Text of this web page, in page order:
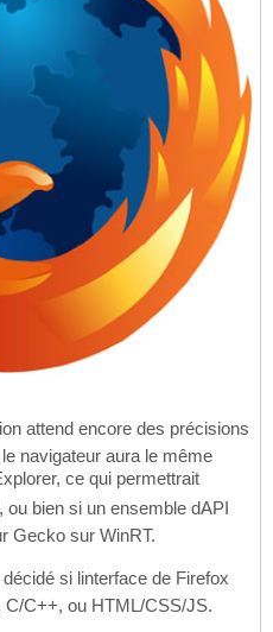
attend encore des précisions
navigateur aura le même
ce qui permettrait
ou bien si un ensemble dAPI
Gecko sur WinRT.
si linterface de Firefox
C/C++, ou HTML/CSS/JS.